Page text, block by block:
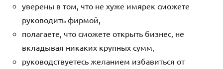
уверены в том, что не хуже имярек сможете
руководить фирмой,
полагаете, что сможете открыть бизнес, не
вкладывая никаких крупных сумм,
руководствуетесь желанием избавиться от